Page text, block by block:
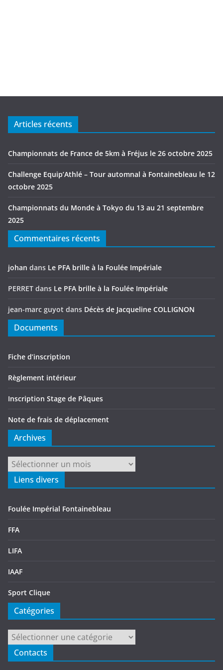
Articles récents
Championnats de France de 5km à Fréjus le 26 octobre 2025
Challenge Equip’Athlé – Tour automnal à Fontainebleau le 12
octobre 2025
Championnats du Monde à Tokyo du 13 au 21 septembre
2025
Commentaires récents
johan dans Le PFA brille à la Foulée Impériale
PERRET dans Le PFA brille à la Foulée Impériale
jean-marc guyot dans Décès de Jacqueline COLLIGNON
Documents
Fiche d’inscription
Règlement intérieur
Inscription Stage de Pâques
Note de frais de déplacement
Archives
Archives
Liens divers
Foulée Impérial Fontainebleau
FFA
LIFA
IAAF
Sport Clique
Catégories
Catégories
Contacts